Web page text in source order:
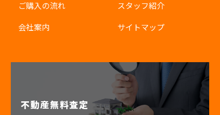
ご購入の流れ
スタッフ紹介
会社案内
サイトマップ
不動産無料査定